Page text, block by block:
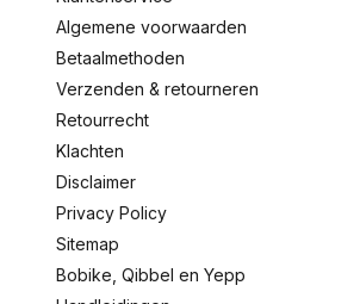
Algemene voorwaarden
Betaalmethoden
Verzenden & retourneren
Retourrecht
Klachten
Disclaimer
Privacy Policy
Sitemap
Bobike, Qibbel en Yepp